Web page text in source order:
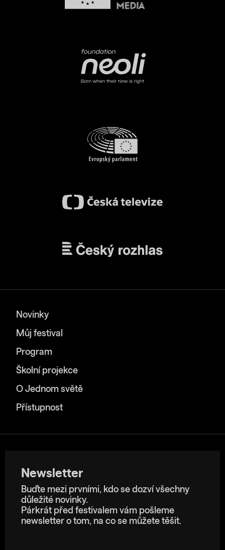
Novinky
Můj festival
Program
Školní projekce
O Jednom světě
Přístupnost
Newsletter
Buďte mezi prvními, kdo se dozví všechny
důležité novinky.
Párkrát před festivalem vám pošleme
newsletter o tom, na co se můžete těšit.